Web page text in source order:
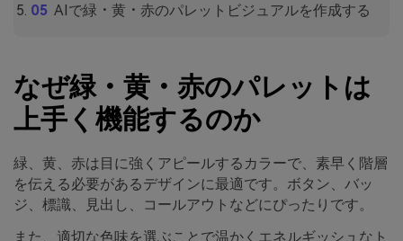
AIで緑・黄・赤のパレットビジュアルを作成する
なぜ緑・黄・赤のパレットは
上手く機能するのか
緑、黄、赤は目に強くアピールするカラーで、素早く階層
を伝える必要があるデザインに最適です。ボタン、バッ
ジ、標識、見出し、コールアウトなどにぴったりです。
また、適切な色味を選ぶことで温かくエネルギッシュなト